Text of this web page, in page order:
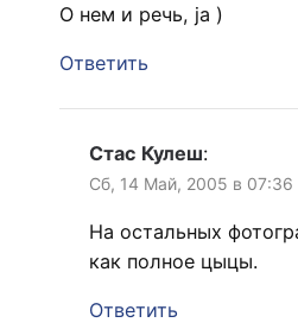
О нем и речь, ja )
Ответить
Стас Кулеш:
Сб, 14 Май, 2005 в 07:36
На остальных
как полное цыцы.
Ответить